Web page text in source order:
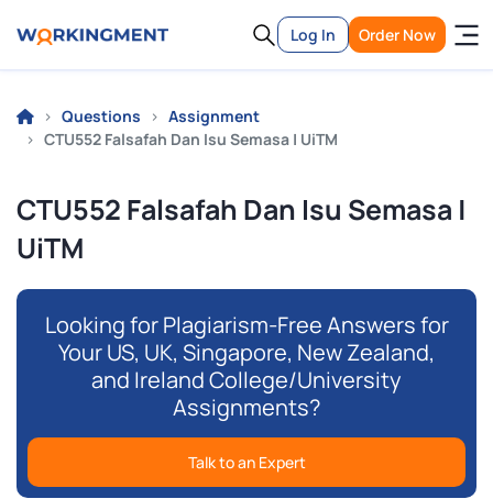
Log In Order Now
Questions
Assignment
CTU552 Falsafah Dan Isu Semasa | UiTM
CTU552 Falsafah Dan Isu Semasa |
UiTM
Looking for Plagiarism-Free Answers for
Your US, UK, Singapore, New Zealand,
and Ireland College/University
Assignments?
Talk to an Expert